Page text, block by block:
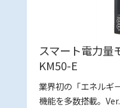
スマート電力量
KM50-E
業界初の「エネルギ
機能を多数搭載。